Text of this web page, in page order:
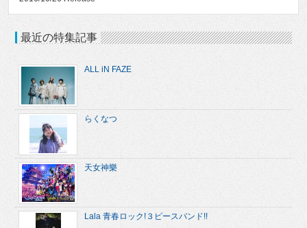
最近の特集記事
ALL iN FAZE
らくなつ
天女神樂
Lala 青春ロック!３ピースバンド!!